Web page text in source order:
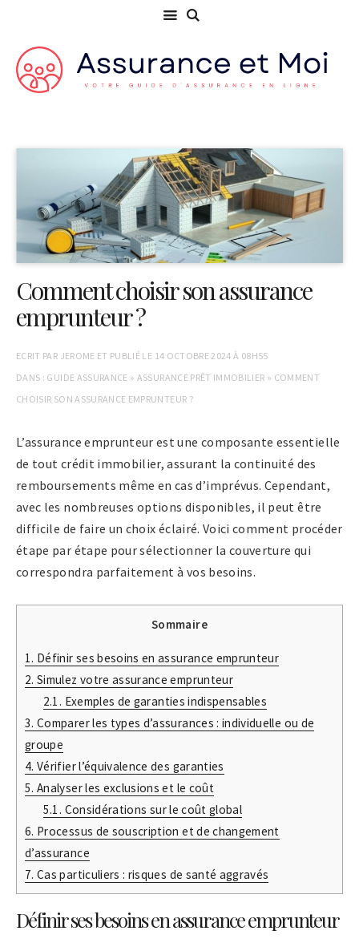
Comment choisir son assurance
emprunteur ?
ECRIT PAR JEROME ET PUBLIÉ LE 14 OCTOBRE 2024 À 08H55
DANS : GUIDE ASSURANCE » ASSURANCE PRÊT IMMOBILIER » COMMENT
CHOISIR SON ASSURANCE EMPRUNTEUR ?
L’assurance emprunteur est une composante essentielle
de tout crédit immobilier, assurant la continuité des
remboursements même en cas d’imprévus. Cependant,
avec les nombreuses options disponibles, il peut être
difficile de faire un choix éclairé. Voici comment procéder
étape par étape pour sélectionner la couverture qui
correspondra parfaitement à vos besoins.
Sommaire
1. Définir ses besoins en assurance emprunteur
2. Simulez votre assurance emprunteur
2.1. Exemples de garanties indispensables
3. Comparer les types d’assurances : individuelle ou de
groupe
4. Vérifier l’équivalence des garanties
5. Analyser les exclusions et le coût
5.1. Considérations sur le coût global
6. Processus de souscription et de changement
d’assurance
7. Cas particuliers : risques de santé aggravés
Définir ses besoins en assurance emprunteur